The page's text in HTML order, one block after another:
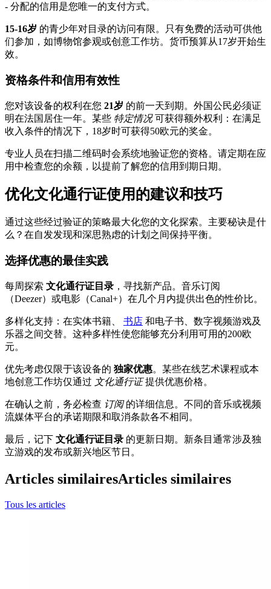
- 分配的信用是您唯一的支付方式。
15-16岁 的青少年对目录的访问有限。只有免费的活动可供他
们参加，如博物馆参观或创意工作坊。货币预算从17岁开始生
效。
资格条件和信用有效性
您对该设备的权利在您 21岁 的前一天到期。外国公民必须证
明在法国居住一年。某些 特定情况可获得额外权利：在满足
收入条件的情况下，18岁时可获得50欧元的奖金。
专业人员在扫描二维码时会系统地验证您的资格。请定期在应
用中检查您的余额，以提前了解您的信用到期日期。
优化文化通行证使用的建议和技巧
通过这些经过验证的策略最大化您的文化探索。主要秘诀是什
么？在自发发现和深思熟虑的计划之间保持平衡。
选择优惠的最佳实践
每周探索 文化通行证目录 ，寻找新产品。音乐订阅
（Deezer）或电影（Canal+）在几个月内提供出色的性价比。
多样化支持：在实体书籍、 书店 和电子书、数字视频游戏及
乐器之间交替。这种多样性使您能够充分利用可用的200欧
元。
优先考虑仅限于该设备的 独家优惠。某些在线艺术课程或本
地创意工作坊仅通过 文化通行证提供优惠价格。
在确认之前，务必检查 订阅的详细信息。不同的音乐或视频
流媒体平台的承诺期限和取消条款各不相同。
最后，记下 文化通行证目录 的更新日期。新条目通常涉及独
立游戏的发布或新兴地区节日。
Articles similairesArticles similaires
Tous les articles